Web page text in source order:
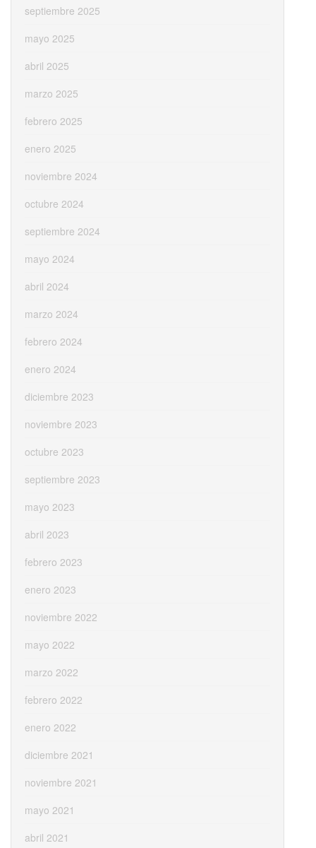
septiembre 2025
mayo 2025
abril 2025
marzo 2025
febrero 2025
enero 2025
noviembre 2024
octubre 2024
septiembre 2024
mayo 2024
abril 2024
marzo 2024
febrero 2024
enero 2024
diciembre 2023
noviembre 2023
octubre 2023
septiembre 2023
mayo 2023
abril 2023
febrero 2023
enero 2023
noviembre 2022
mayo 2022
marzo 2022
febrero 2022
enero 2022
diciembre 2021
noviembre 2021
mayo 2021
abril 2021